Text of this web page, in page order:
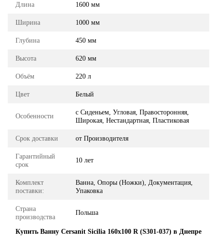
Длина 1600 мм
Ширина 1000 мм
Глубина 450 мм
Высота 620 мм
Объём 220 л
Цвет Белый
Особенности
с Сиденьем, Угловая, Правосторонняя,
Широкая, Нестандартная, Пластиковая
Срок доставки от Производителя
Гарантийный
срок
10 лет
Комплект
поставки:
Ванна, Опоры (Ножки), Документация,
Упаковка
Страна
производства
Польша
Купить Ванну Cersanit Sicilia 160x100 R (S301-037) в Днепре